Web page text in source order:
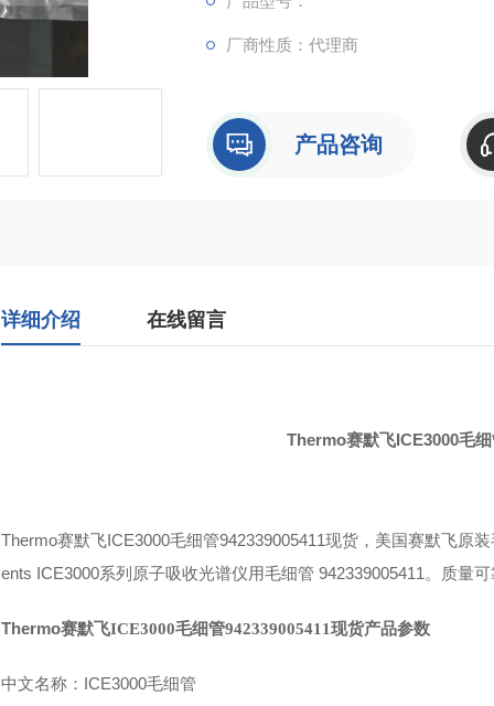
厂商性质：代理商
产品咨询
详细介绍 在线留言
Thermo赛默飞ICE3000毛
Thermo赛默飞ICE3000毛细管942339005411现货，美国赛默飞原装
ents ICE3000系列原子吸收光谱仪用毛细管 942339005411 。 质量
Thermo赛默飞ICE3000毛细管942339005411现货产品参数
中文名称： ICE3000毛细管